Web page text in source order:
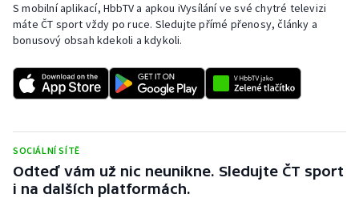
Rychlostní kanoistika
Short track
Stolní tenis
Triatlon
S mobilní aplikací, HbbTV a apkou iVysílání ve své chytré televizi
máte ČT sport vždy po ruce. Sledujte přímé přenosy, články a
bonusový obsah kdekoli a kdykoli.
SOCIÁLNÍ SÍTĚ
Odteď vám už nic neunikne. Sledujte ČT sport
i na dalších platformách.